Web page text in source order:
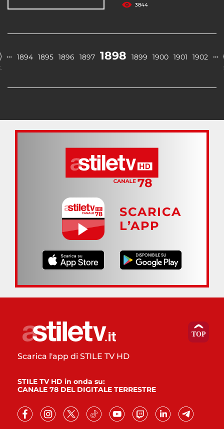
3844
… 1894 1895 1896 1897 1898 1899 1900 1901 1902 …
SCARICA
L’APP
Scarica l'app di STILE TV HD
STILE TV HD in onda su:
CANALE 78 DEL DIGITALE TERRESTRE